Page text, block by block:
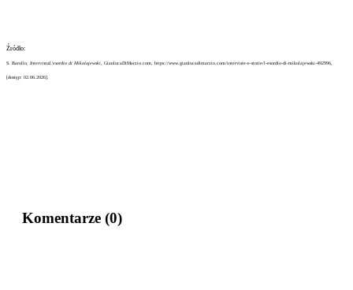
Źródło:
S. Barollo, IntervistaL’esordio di Mikolajewski , GianlucaDiMarzio.com, https://www.gianlucadimarzio.com/interviste-e-storie/l-esordio-di-mikolajewski-492996
[dostęp: 02.06.2026].
Komentarze (0)